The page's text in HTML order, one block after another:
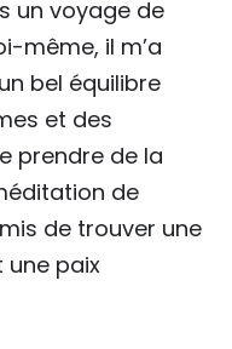
un voyage de
même, il m’a
bel équilibre
et des
prendre de la
de
de trouver une
une paix